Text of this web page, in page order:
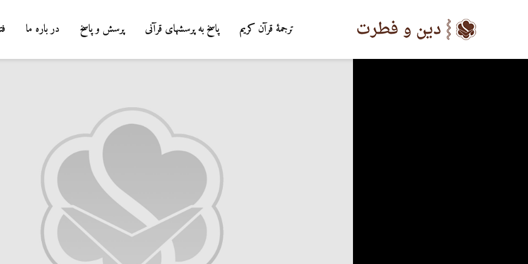
ترجمۀ قرآن کریم پاسخ به پرسشهای قرآنی پرسش و پاسخ در باره ما
درباره سنگ زدن به
میان صفا و مروه
20 جولای 2026